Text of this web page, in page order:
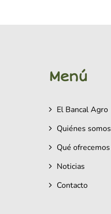
Menú
El Bancal Agro
Quiénes somos
Qué ofrecemos
Noticias
Contacto